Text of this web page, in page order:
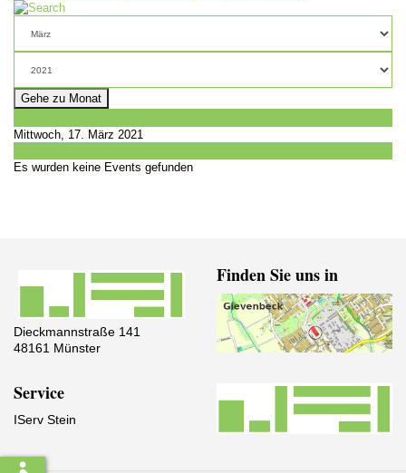
Gehe zu Monat
Mittwoch, 17. März 2021
Es wurden keine Events gefunden
Dieckmannstraße 141
48161 Münster
Finden Sie uns in
Service
IServ Stein